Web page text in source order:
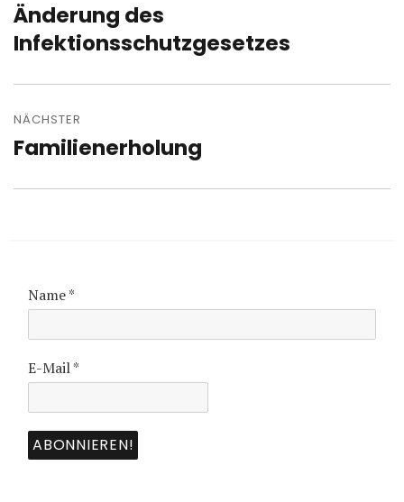
Vorheriger
Beitrag:
Änderung des
Infektionsschutzgesetzes
NÄCHSTER
Nächster
Familienerholung
Name*
E-Mail*